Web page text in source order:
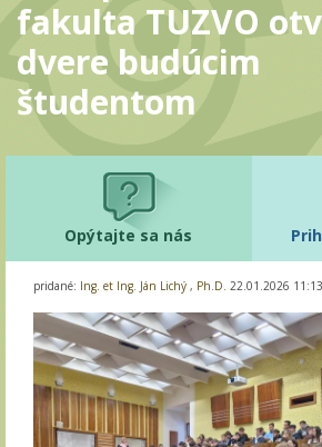
fakulta TUZVO
dvere budúcim
študentom
Opýtajte sa nás
pridané: Ing. et Ing. Ján Lichý , Ph.D. 22.01.2026 11:13